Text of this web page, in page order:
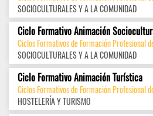
SOCIOCULTURALES Y A LA COMUNIDAD
Ciclo Formativo Animación
Ciclos Formativos de Formación Profesional
SOCIOCULTURALES Y A LA COMUNIDAD
Ciclo Formativo Animación Turística
Ciclos Formativos de Formación Profesional
HOSTELERÍA Y TURISMO